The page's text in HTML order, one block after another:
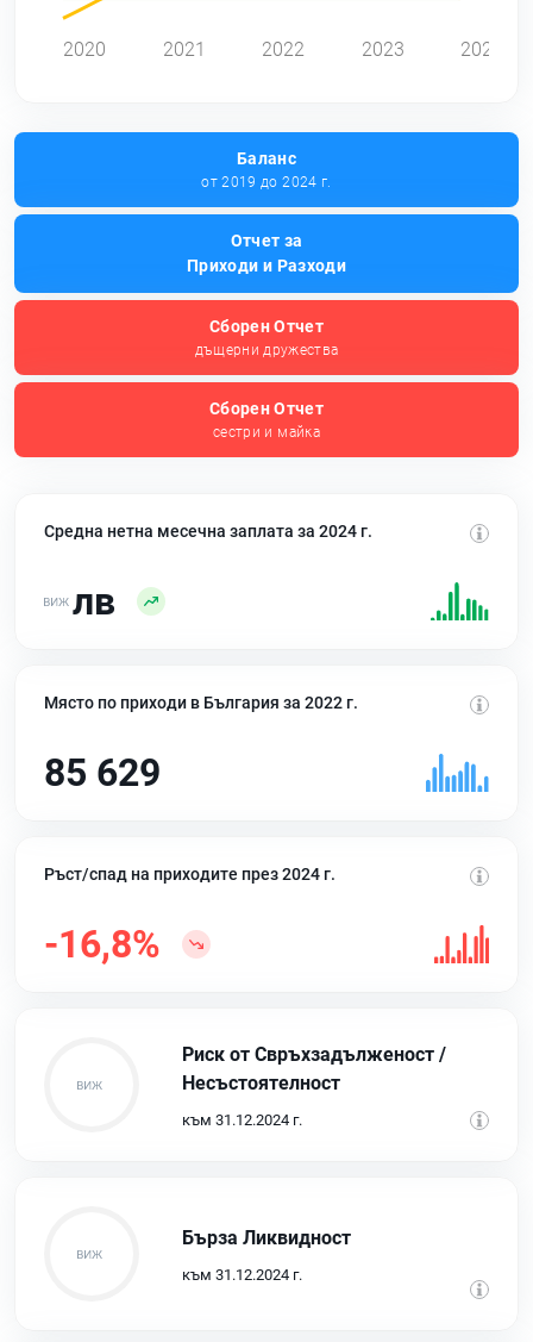
2020 2021 2022 2023 2024
Баланс
от 2019 до 2024 г.
Отчет за
Приходи и Разходи
Сборен Отчет
дъщерни дружества
Сборен Отчет
сестри и майка
Средна нетна месечна заплата за 2024 г.
лв
Място по приходи в България за 2022 г.
85 629
Ръст/спад на приходите през 2024 г.
-16,8%
Риск от Свръхзадълженост /
Несъстоятелност
към 31.12.2024 г.
Бърза Ликвидност
към 31.12.2024 г.